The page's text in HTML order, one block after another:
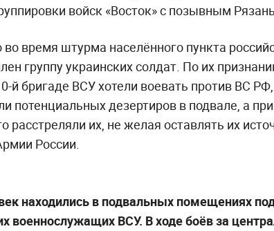
войск «Восток» с позывным
время штурма населённого пункта
группу украинских солдат. По их
й бригаде ВСУ хотели воевать против ВС
потенциальных дезертиров в подвале, а при
расстреляли их, не желая оставлять их
России.
находились в подвальных помещениях
военнослужащих ВСУ. В ходе боёв за